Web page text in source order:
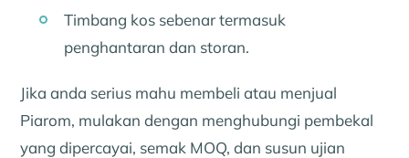
Timbang kos sebenar termasuk
penghantaran dan storan.
Jika anda serius mahu membeli atau menjual
Piarom, mulakan dengan menghubungi pembekal
yang dipercayai, semak MOQ, dan susun ujian